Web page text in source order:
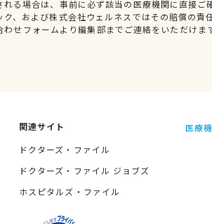
る場合は、事前に必ず該当の医療機関に直接ご
、および株式会社ウェルネスではその賠償の責
せフォームより編集部までご連絡をいただけま
関連サイト
ドクターズ・ファイル
ドクターズ・ファイル ジョブズ
ホスピタルズ・ファイル
医療